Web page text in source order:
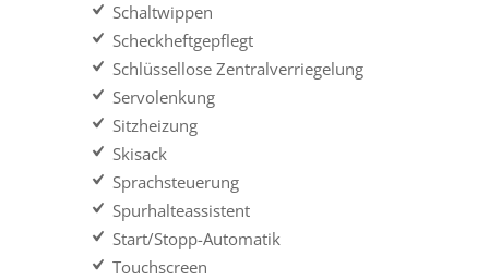
Schaltwippen
Scheckheftgepflegt
Schlüssellose Zentralverriegelung
Servolenkung
Sitzheizung
Skisack
Sprachsteuerung
Spurhalteassistent
Start/Stopp-Automatik
Touchscreen